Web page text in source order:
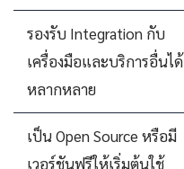
รองรับ Integration กับ
เครื่องมือและบริการอื่นได้
หลากหลาย
เป็น Open Source หรือมี
เวอร์ชันฟรีให้เริ่มต้นใช้